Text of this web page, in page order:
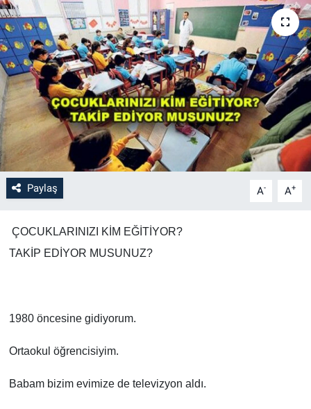
Paylaş A- A+
ÇOCUKLARINIZI KİM EĞİTİYOR?
TAKİP EDİYOR MUSUNUZ?
1980 öncesine gidiyorum.
Ortaokul öğrencisiyim.
Babam bizim evimize de televizyon aldı.